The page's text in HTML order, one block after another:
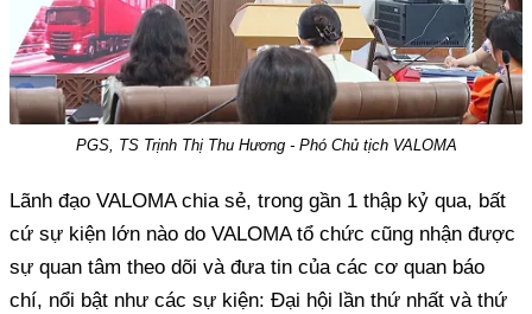
PGS, TS Trịnh Thị Thu Hương - Phó Chủ tịch VALOMA
Lãnh đạo VALOMA chia sẻ, trong gần 1 thập kỷ qua, bất
cứ sự kiện lớn nào do VALOMA tổ chức cũng nhận được
sự quan tâm theo dõi và đưa tin của các cơ quan báo
chí, nổi bật như các sự kiện: Đại hội lần thứ nhất và thứ